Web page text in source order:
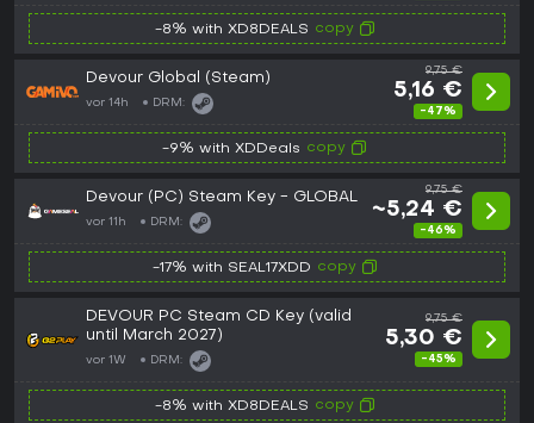
-8% with XD8DEALS copy
Devour Global (Steam)
vor 14h DRM:
9,75 €
5,16 €
-47%
-9% with XDDeals copy
Devour (PC) Steam Key - GLOBAL
vor 11h DRM:
9,75 €
~5,24 €
-46%
-17% with SEAL17XDD copy
DEVOUR PC Steam CD Key (valid
until March 2027)
vor 1W DRM:
9,75 €
5,30 €
-45%
-8% with XD8DEALS copy